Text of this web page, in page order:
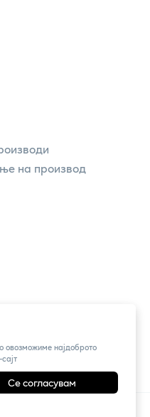
овозможиме најдоброто
Се согласувам
на производ